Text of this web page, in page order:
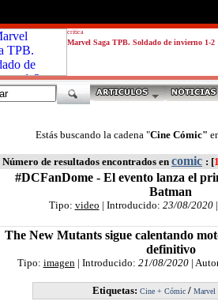
critica
Marvel Saga TPB. Soldado de invierno 1-2
Estás buscando la cadena "Cine Cómic"
Número de resultados encontrados en comic : [
#DCFanDome - El evento lanza el
Batman
Tipo: video | Introducido: 23/08/2020|
The New Mutants sigue calentando
definitivo
Tipo: imagen| Introducido: 21/08/2020|
Etiquetas: Cine + Cómic / Marvel